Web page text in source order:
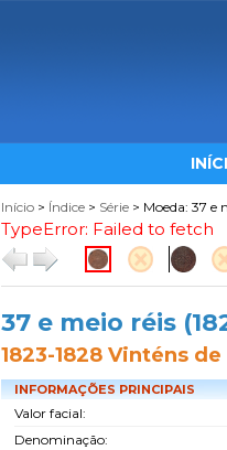
Início > Índice > Série > Moeda: 37 e
TypeError: Failed to fetch
37 e meio réis
1823-1828 Vinténs
INFORMAÇÕES PRINCIPAIS
Valor facial:
Denominação: